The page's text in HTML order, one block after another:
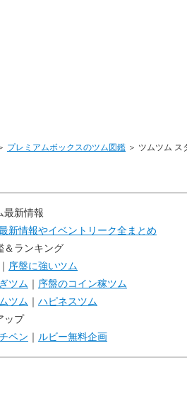
プレミアムボックスのツム図鑑 ＞ ツムツム
最新情報
新情報やイベントリーク全まとめ
＆ランキング
｜ 序盤に強いツム
ツム ｜ 序盤のコイン稼ツム
ツム ｜ ハピネスツム
ップ
ペン ｜ ルビー無料企画